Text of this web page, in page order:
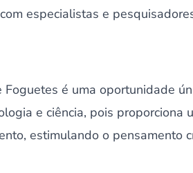
especialistas e
Foguetes é uma oportunidade
e ciência, pois
estimulando o pensamento